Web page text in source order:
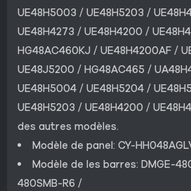
UE48H5003 / UE48H5203 /
UE48H4273 / UE48H4200 /
HG48AC460KJ / UE48H4200AF /
UE48J5200 / HG48AC465 /
UE48H5004 / UE48H5204 /
UE48H5203 / UE48H4200 /
des autres modèles.
Modèle de panel: CY-
Modèle de les barres: DMGE-
480SMB-R6 /